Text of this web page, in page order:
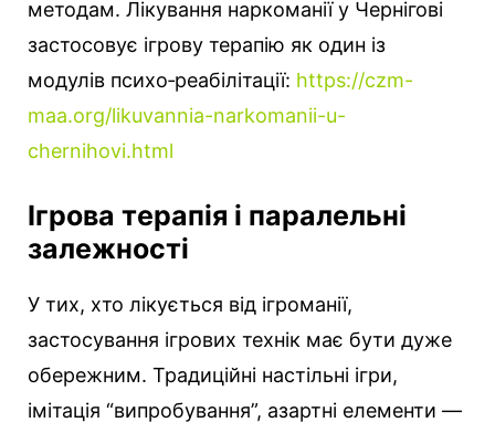
методам. Лікування наркоманії у Чернігові
застосовує ігрову терапію як один із
модулів психо‑реабілітації: https://czm-
maa.org/likuvannia-narkomanii-u-
chernihovi.html
Ігрова терапія і паралельні
залежності
У тих, хто лікується від ігроманії,
застосування ігрових технік має бути дуже
обережним. Традиційні настільні ігри,
імітація “випробування”, азартні елементи —